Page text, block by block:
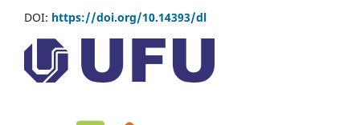
DOI: https://doi.org/10.14393/dl